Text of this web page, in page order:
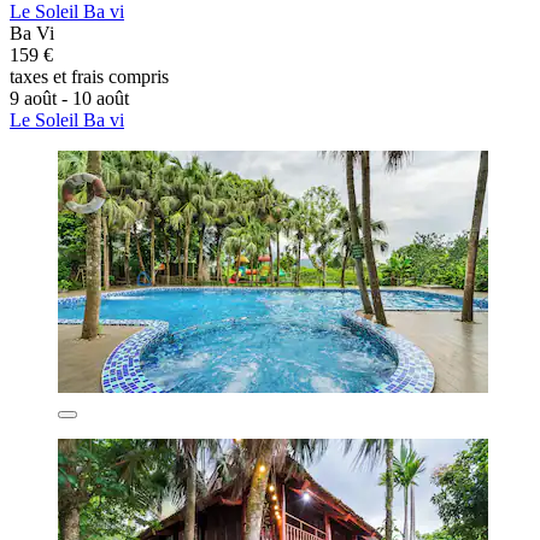
Le Soleil Ba vi
Ba Vi
159 €
taxes et frais compris
9 août - 10 août
Le Soleil Ba vi